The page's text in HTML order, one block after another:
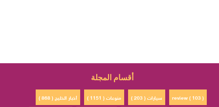
أقسام المجلة
أخبار الخليج ( 868 ) منوعات ( 1151 ) سيارات ( 203 )
review ( 103 )